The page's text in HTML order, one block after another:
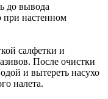
до вывода
при настенном
салфетки и
После очистки
и вытереть насухо
налета.